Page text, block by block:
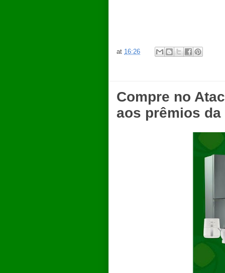
at 16:26
Compre no
aos prêmios da